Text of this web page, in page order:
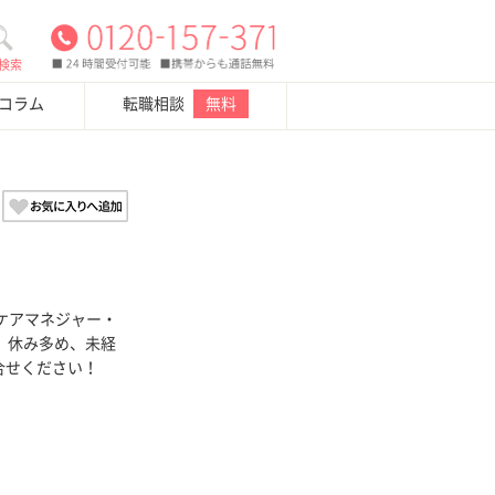
索
ラム 転職相談 無料
マネジャー・
休み多め、未経
ください！